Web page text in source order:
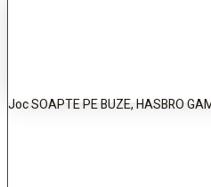
Joc SOAPTE PE BUZE, HASBRO